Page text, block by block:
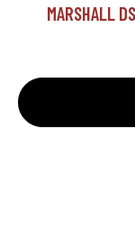
MARSHALL